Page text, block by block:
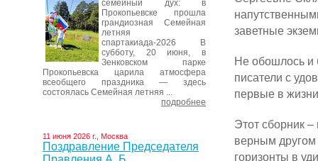
семейный дух: в
Прокопьевске прошла
грандиозная Семейная
летняя
спартакиада-2026 В
субботу, 20 июня, в
Зенковском парке
Прокопьевска царила атмосфера
всеобщего праздника — здесь
состоялась Семейная летняя ...
подробнее
11 июня 2026 г., Москва
Поздравление Председателя
заветные
Не обошлось и
писатели с
первые в
Этот сборник –
верным другом
горизонты в